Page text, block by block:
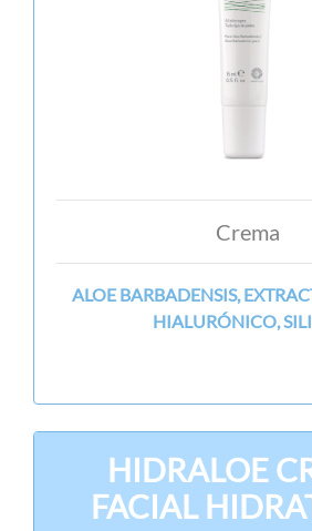
Crema
ALOE BARBADENSIS,
HIALURÓNICO,
HIDRALOE
FACIAL